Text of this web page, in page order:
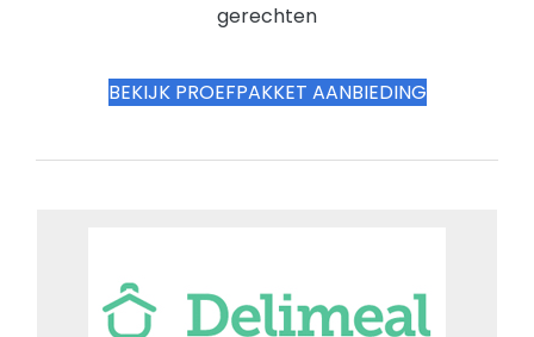
gerechten
BEKIJK PROEFPAKKET AANBIEDING